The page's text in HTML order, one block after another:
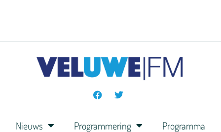
Nieuws Programmering Programma